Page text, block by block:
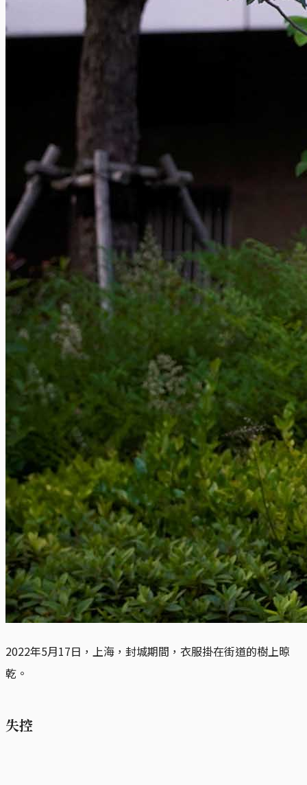
2022年5月17日，上海，封城期間，衣服掛在街道的樹上晾
乾。
失控